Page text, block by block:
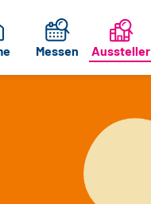
Messen Aussteller